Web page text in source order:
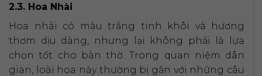
2.3. Hoa Nhài
Hoa nhài có màu trắng tinh khôi và hương
thơm dịu dàng, nhưng lại không phải là lựa
chọn tốt cho bàn thờ. Trong quan niệm dân
gian, loài hoa này thường bị gắn với những câu